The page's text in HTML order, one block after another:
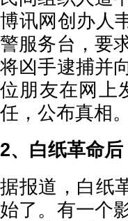
博讯网创办人
警服务台，要
将凶手逮捕并
位朋友在网上
任，公布真相。
2、白纸革命
据报道，白纸
始了。有一个